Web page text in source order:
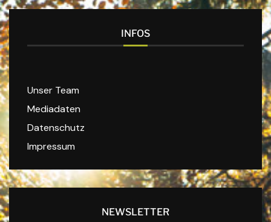
INFOS
Unser Team
Mediadaten
Datenschutz
Impressum
NEWSLETTER